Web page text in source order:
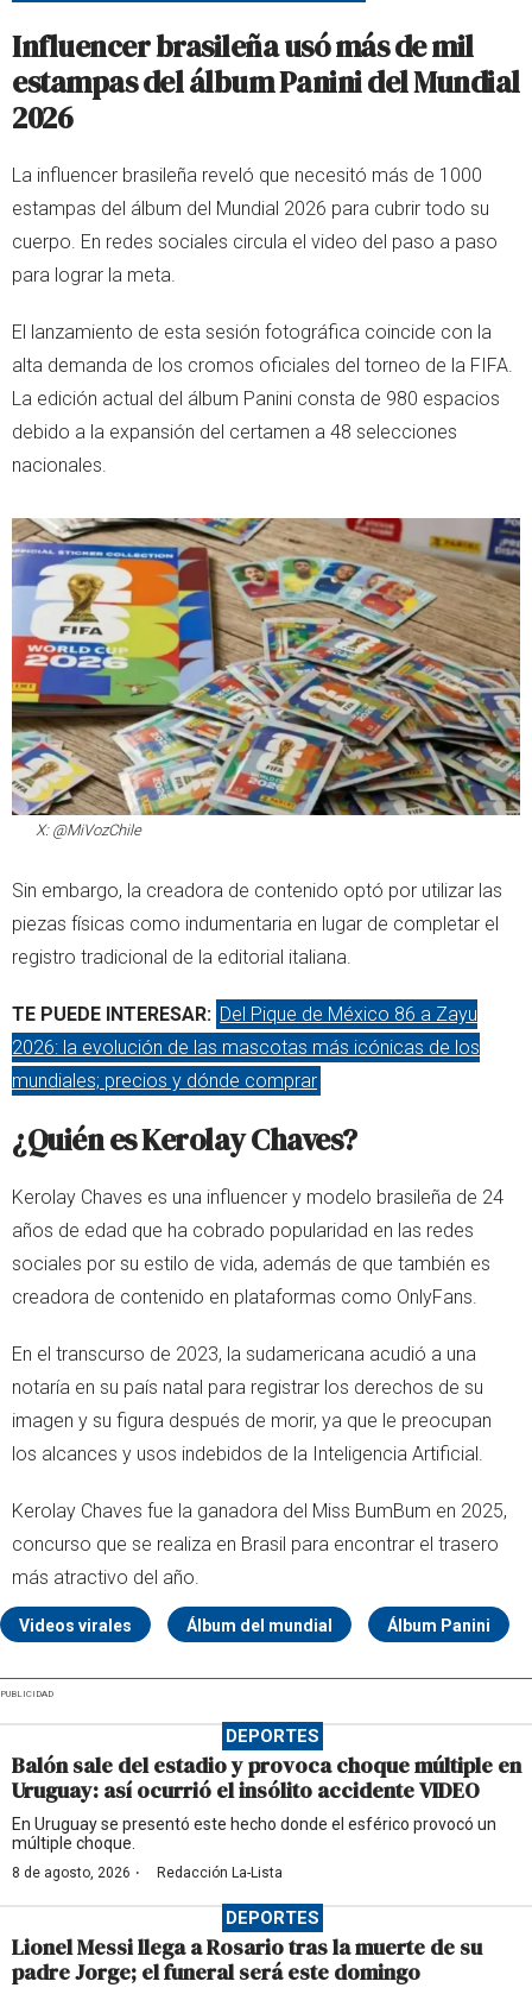
Influencer brasileña usó más de mil
estampas del álbum Panini del Mundial
2026
La influencer brasileña reveló que necesitó más de 1000
estampas del álbum del Mundial 2026 para cubrir todo su
cuerpo. En redes sociales circula el video del paso a paso
para lograr la meta.
El lanzamiento de esta sesión fotográfica coincide con la
alta demanda de los cromos oficiales del torneo de la FIFA.
La edición actual del álbum Panini consta de 980 espacios
debido a la expansión del certamen a 48 selecciones
nacionales.
X: @MiVozChile
Sin embargo, la creadora de contenido optó por utilizar las
piezas físicas como indumentaria en lugar de completar el
registro tradicional de la editorial italiana.
TE PUEDE INTERESAR: Del Pique de México 86 a Zayu
2026: la evolución de las mascotas más icónicas de los
mundiales; precios y dónde comprar
¿Quién es Kerolay Chaves?
Kerolay Chaves es una influencer y modelo brasileña de 24
años de edad que ha cobrado popularidad en las redes
sociales por su estilo de vida, además de que también es
creadora de contenido en plataformas como OnlyFans.
En el transcurso de 2023, la sudamericana acudió a una
notaría en su país natal para registrar los derechos de su
imagen y su figura después de morir, ya que le preocupan
los alcances y usos indebidos de la Inteligencia Artificial.
Kerolay Chaves fue la ganadora del Miss BumBum en 2025,
concurso que se realiza en Brasil para encontrar el trasero
más atractivo del año.
Videos virales Álbum del mundial Álbum Panini
PUBLICIDAD
DEPORTES
Balón sale del estadio y provoca choque múltiple en
Uruguay: así ocurrió el insólito accidente VIDEO
En Uruguay se presentó este hecho donde el esférico provocó un
múltiple choque.
8 de agosto, 2026 · Redacción La-Lista
DEPORTES
Lionel Messi llega a Rosario tras la muerte de su
padre Jorge; el funeral será este domingo